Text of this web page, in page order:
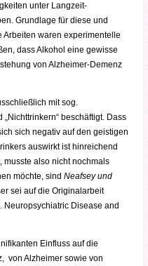
unter Langzeit-
Grundlage für diese und
waren experimentelle
dass Alkohol eine gewisse
von Alzheimer-Demenz
mit sog.
„Nichttrinkern“ beschäftigt. Dass
sich negativ auf den geistigen
auswirkt ist hinreichend
musste also nicht nochmals
möchte, sind Neafsey und
sei auf die Originalarbeit
Disease and
Einfluss auf die
von Alzheimer sowie von